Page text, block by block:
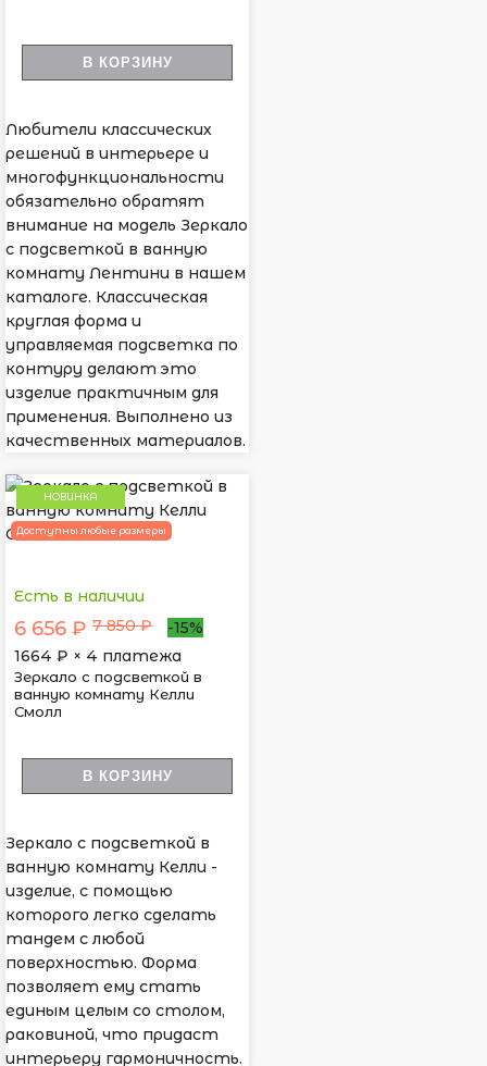
В КОРЗИНУ
Любители классических
решений в интерьере и
многофункциональности
обязательно обратят
внимание на модель Зеркало
с подсветкой в ванную
комнату Лентини в нашем
каталоге. Классическая
круглая форма и
управляемая подсветка по
контуру делают это
изделие практичным для
применения. Выполнено из
качественных материалов.
НОВИНКА
Доступны любые размеры
Есть в наличии
6 656 ₽ 7 850 ₽
-15%
1664 ₽ × 4 платежа
Зеркало с подсветкой в
ванную комнату Келли
Смолл
В КОРЗИНУ
Зеркало с подсветкой в
ванную комнату Келли -
изделие, с помощью
которого легко сделать
тандем с любой
поверхностью. Форма
позволяет ему стать
единым целым со столом,
раковиной, что придаст
интерьеру гармоничность.